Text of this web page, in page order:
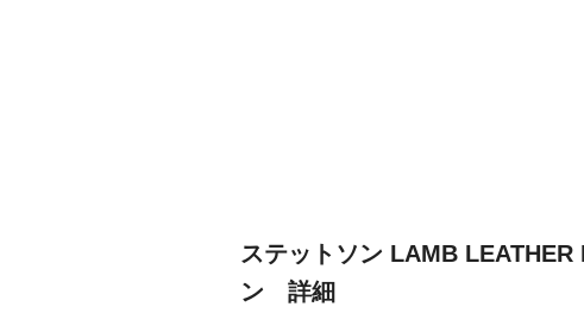
ステットソン LAMB
ン 詳細